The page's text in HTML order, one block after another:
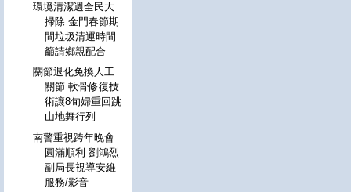
環境清潔週全民大
掃除 金門春節期
間垃圾清運時間
籲請鄉親配合
關節退化免換人工
關節 軟骨修復技
術讓8旬婦重回跳
山地舞行列
南警重視跨年晚會
圓滿順利 劉鴻烈
副局長視導安維
服務/影音